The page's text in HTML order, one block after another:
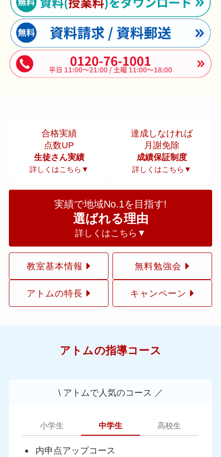
合格実績
点数UP
生徒さん実績
詳しくはこちら▼
達成しなければ
月謝免除
成績保証制度
詳しくはこちら▼
実績で地域No.1を目指す!
選ばれる理由
詳しくはこちら▼
教室基本情報 無料勉強会
アトムの特長 キャンペーン
アトムの指導コース
\ アトムで人気のコース ／
小学生 中学生 高校生
内申点アップコース